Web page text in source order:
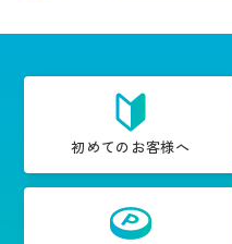
初めてのお客様へ